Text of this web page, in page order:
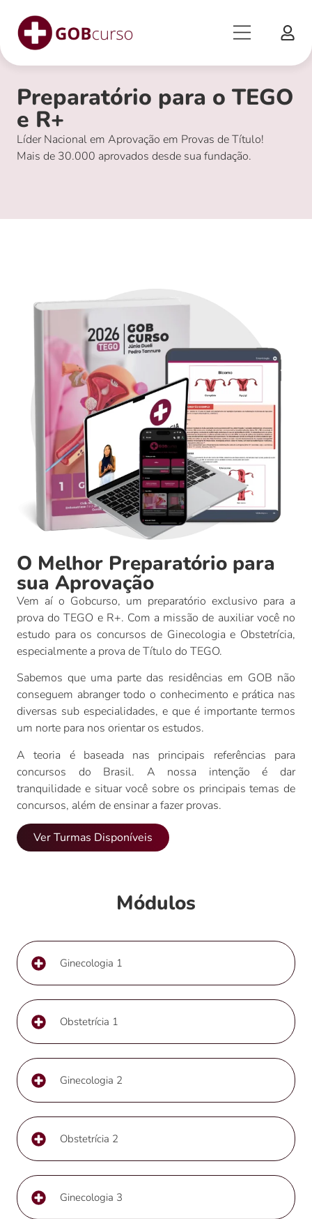
Preparatório para o TEGO
e R+
Líder Nacional em Aprovação em Provas de Título!
Mais de 30.000 aprovados desde sua fundação.
O Melhor Preparatório para
sua Aprovação
Vem aí o Gobcurso, um preparatório exclusivo para a
prova do TEGO e R+. Com a missão de auxiliar você no
estudo para os concursos de Ginecologia e Obstetrícia,
especialmente a prova de Título do TEGO.
Sabemos que uma parte das residências em GOB não
conseguem abranger todo o conhecimento e prática nas
diversas sub especialidades, e que é importante termos
um norte para nos orientar os estudos.
A teoria é baseada nas principais referências para
concursos do Brasil. A nossa intenção é dar
tranquilidade e situar você sobre os principais temas de
concursos, além de ensinar a fazer provas.
Ver Turmas Disponíveis
Módulos
Ginecologia 1
Obstetrícia 1
Ginecologia 2
Obstetrícia 2
Ginecologia 3